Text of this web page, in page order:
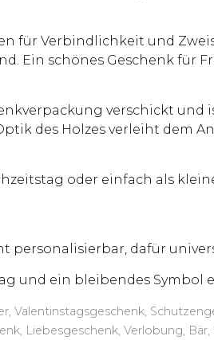
für Verbindlichkeit und
Ein schönes Geschenk für
verschickt und
des Holzes verleiht dem
oder einfach als
personalisierbar, dafür
und ein bleibendes Symbol
Valentinstagsgeschenk,
Liebesgeschenk, Verlobung,